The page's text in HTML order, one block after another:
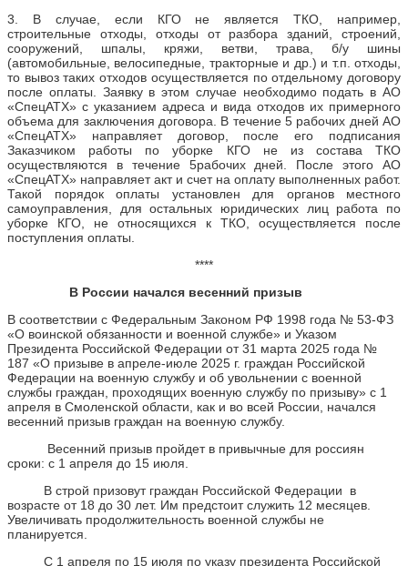
3. В случае, если КГО не является ТКО, например,
строительные отходы, отходы от разбора зданий, строений,
сооружений, шпалы, кряжи, ветви, трава, б/у шины
(автомобильные, велосипедные, тракторные и др.) и т.п. отходы,
то вывоз таких отходов осуществляется по отдельному договору
после оплаты. Заявку в этом случае необходимо подать в АО
«СпецАТХ» с указанием адреса и вида отходов их примерного
объема для заключения договора. В течение 5 рабочих дней АО
«СпецАТХ» направляет договор, после его подписания
Заказчиком работы по уборке КГО не из состава ТКО
осуществляются в течение 5рабочих дней. После этого АО
«СпецАТХ» направляет акт и счет на оплату выполненных работ.
Такой порядок оплаты установлен для органов местного
самоуправления, для остальных юридических лиц работа по
уборке КГО, не относящихся к ТКО, осуществляется после
поступления оплаты.
****
В России начался весенний призыв
В соответствии с Федеральным Законом РФ 1998 года № 53-ФЗ
«О воинской обязанности и военной службе» и Указом
Президента Российской Федерации от 31 марта 2025 года №
187 «О призыве в апреле-июле 2025 г. граждан Российской
Федерации на военную службу и об увольнении с военной
службы граждан, проходящих военную службу по призыву» с 1
апреля в Смоленской области, как и во всей России, начался
весенний призыв граждан на военную службу.
Весенний призыв пройдет в привычные для россиян
сроки: с 1 апреля до 15 июля.
В строй призовут граждан Российской Федерации в
возрасте от 18 до 30 лет. Им предстоит служить 12 месяцев.
Увеличивать продолжительность военной службы не
планируется.
С 1 апреля по 15 июля по указу президента Российской